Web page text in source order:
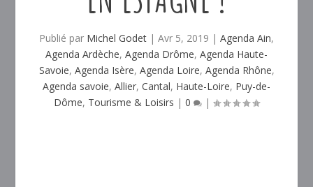
Publié par Michel Godet | Avr 5, 2019 | Agenda Ain,
Agenda Ardèche, Agenda Drôme, Agenda Haute-
Savoie, Agenda Isère, Agenda Loire, Agenda Rhône,
Agenda savoie, Allier, Cantal, Haute-Loire, Puy-de-
Dôme, Tourisme & Loisirs | 0 |